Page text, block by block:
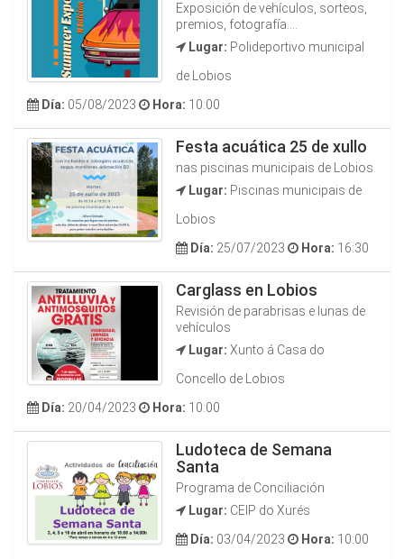
Exposición de vehículos, sorteos,
premios, fotografía....
Lugar: Polideportivo municipal
de Lobios
Día: 05/08/2023 Hora: 10:00
Festa acuática 25 de xullo
nas piscinas municipais de Lobios
Lugar: Piscinas municipais de
Lobios
Día: 25/07/2023 Hora: 16:30
Carglass en Lobios
Revisión de parabrisas e lunas de
vehículos
Lugar: Xunto á Casa do
Concello de Lobios
Día: 20/04/2023 Hora: 10:00
Ludoteca de Semana
Santa
Programa de Conciliación
Lugar: CEIP do Xurés
Día: 03/04/2023 Hora: 10:00